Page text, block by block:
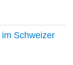
Schweizer